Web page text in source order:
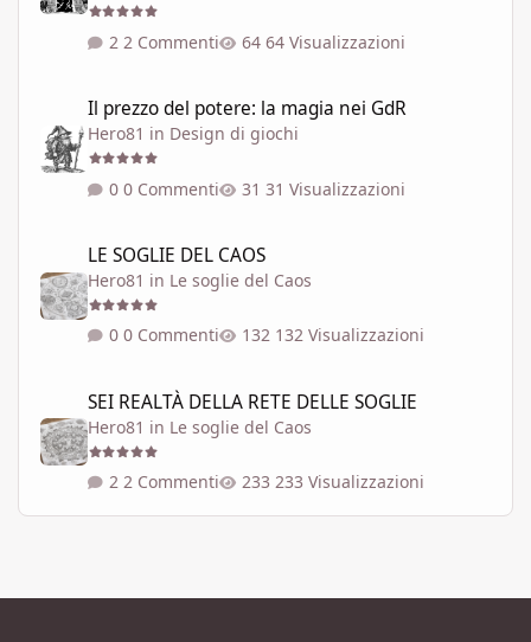
2 Commenti 64 Visualizzazioni
Il prezzo del potere: la magia nei GdR
Hero81 in Design di giochi
0 Commenti 31 Visualizzazioni
LE SOGLIE DEL CAOS
Hero81 in Le soglie del Caos
0 Commenti 132 Visualizzazioni
SEI REALTÀ DELLA RETE DELLE SOGLIE
Hero81 in Le soglie del Caos
2 Commenti 233 Visualizzazioni